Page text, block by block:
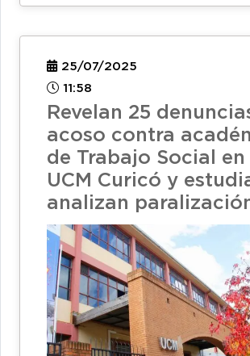
25/07/2025
11:58
Revelan 25
acoso contra
de Trabajo Social en
UCM Curicó y
analizan